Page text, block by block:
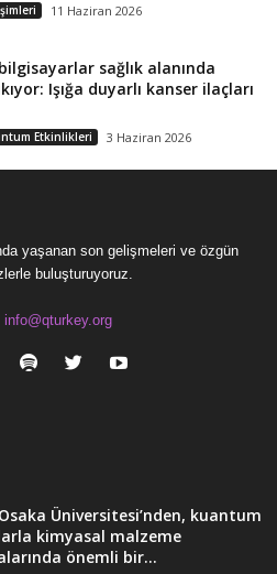
11 Haziran 2026
sağlık alanında
Işığa duyarlı kanser ilaçları
Etkinlikleri 3 Haziran 2026
yaşanan son gelişmeleri ve özgün
buluşturuyoruz.
info@qturkey.org
Üniversitesi’nden, kuantum
kimyasal malzeme
önemli bir...